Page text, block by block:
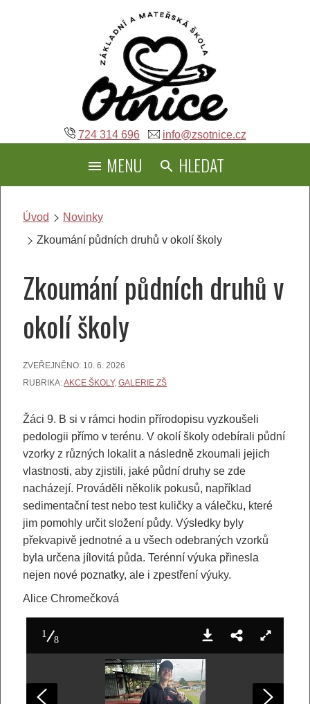
724 314 696 info@zsotnice.cz
MENU HLEDAT
Úvod
Novinky
Zkoumání půdních druhů v okolí školy
Zkoumání půdních druhů v
okolí školy
ZVEŘEJNĚNO: 10. 6. 2026
RUBRIKA:AKCE ŠKOLY, GALERIE ZŠ
Žáci 9. B si v rámci hodin přírodopisu vyzkoušeli
pedologii přímo v terénu. V okolí školy odebírali půdní
vzorky z různých lokalit a následně zkoumali jejich
vlastnosti, aby zjistili, jaké půdní druhy se zde
nacházejí. Prováděli několik pokusů, například
sedimentační test nebo test kuličky a válečku, které
jim pomohly určit složení půdy. Výsledky byly
překvapivě jednotné a u všech odebraných vzorků
byla určena jílovitá půda. Terénní výuka přinesla
nejen nové poznatky, ale i zpestření výuky.
Alice Chromečková
1
8